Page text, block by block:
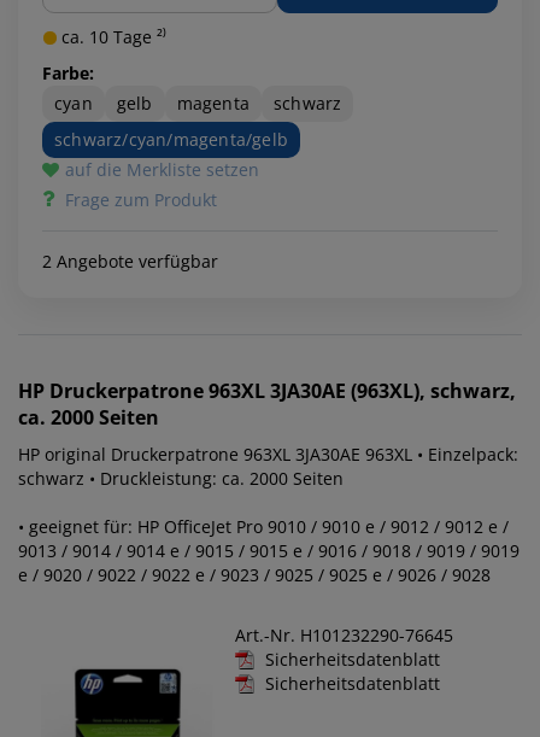
ca. 10 Tage ²⁾
Farbe:
cyan
gelb magenta
schwarz
schwarz/cyan/magenta/gelb
auf die Merkliste setzen
Frage zum Produkt
2 Angebote verfügbar
HP Druckerpatrone 963XL 3JA30AE (963XL), schwarz,
ca. 2000 Seiten
HP original Druckerpatrone 963XL 3JA30AE 963XL • Einzelpack:
schwarz • Druckleistung: ca. 2000 Seiten
• geeignet für: HP OfficeJet Pro 9010 / 9010 e / 9012 / 9012 e /
9013 / 9014 / 9014 e / 9015 / 9015 e / 9016 / 9018 / 9019 / 9019
e / 9020 / 9022 / 9022 e / 9023 / 9025 / 9025 e / 9026 / 9028
Art.-Nr. H101232290-76645
Sicherheitsdatenblatt
Sicherheitsdatenblatt